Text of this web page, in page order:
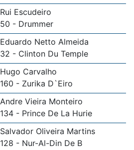
Rui Escudeiro
50 - Drummer
Eduardo Netto Almeida
32 - Clinton Du Temple
Hugo Carvalho
160 - Zurika D`Eiro
Andre Vieira Monteiro
134 - Prince De La Hurie
Salvador Oliveira Martins
128 - Nur-Al-Din De B